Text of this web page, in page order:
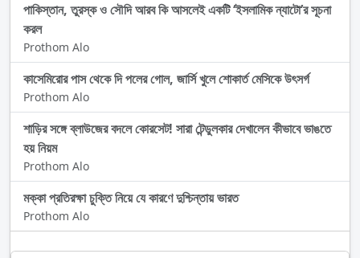
পাকিস্তান, তুরস্ক ও সৌদি আরব কি আসলেই একটি ‘ইসলামিক ন্যাটো’র সূচনা
করল
Prothom Alo
কাসেমিরোর পাস থেকে দি পলের গোল, জার্সি খুলে শোকার্ত মেসিকে উৎসর্গ
Prothom Alo
শাড়ির সঙ্গে ব্লাউজের বদলে কোরসেট! সারা টেন্ডুলকার দেখালেন কীভাবে ভাঙতে
হয় নিয়ম
Prothom Alo
মক্কা প্রতিরক্ষা চুক্তি নিয়ে যে কারণে দুশ্চিন্তায় ভারত
Prothom Alo